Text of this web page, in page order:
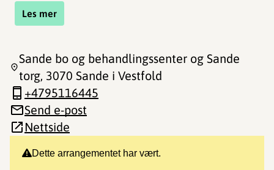
Les mer
Dette arrangementet har vært.
Sande bo og behandlingssenter og Sande
torg, 3070 Sande i Vestfold
+4795116445
Send e-post
Nettside